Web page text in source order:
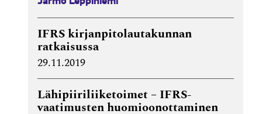
IFRS kirjanpitolautakunnan
ratkaisussa
29.11.2019
Lähipiiriliiketoimet – IFRS-
vaatimusten huomioonottaminen